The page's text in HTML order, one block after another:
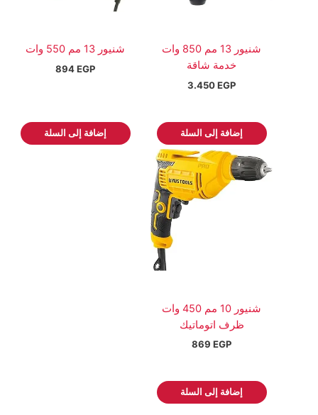
شنيور 13 مم 850 وات
خدمة شاقة
3.450EGP
إضافة إلى السلة
شنيور 13 مم 550 وات
894EGP
إضافة إلى السلة
شنيور 10 مم 450 وات
ظرف اتوماتيك
869 EGP
إضافة إلى السلة